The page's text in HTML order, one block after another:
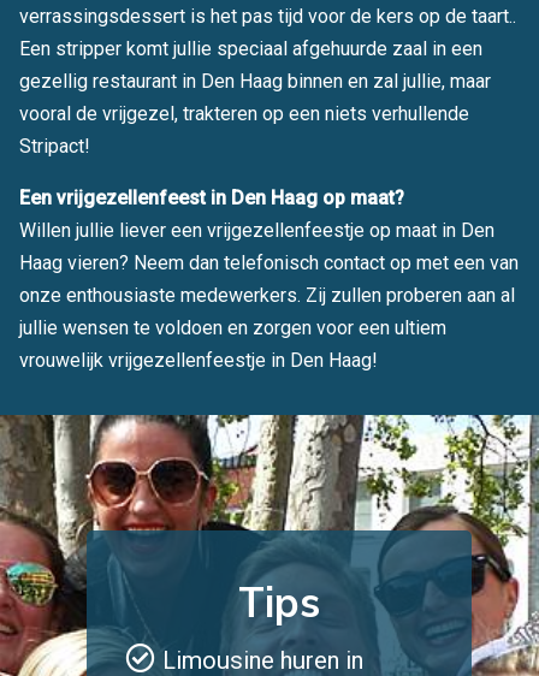
verrassingsdessert is het pas tijd voor de kers op de taart..
Een stripper komt jullie speciaal afgehuurde zaal in een
gezellig restaurant in Den Haag binnen en zal jullie, maar
vooral de vrijgezel, trakteren op een niets verhullende
Stripact!
Een vrijgezellenfeest in Den Haag op maat?
Willen jullie liever een vrijgezellenfeestje op maat in Den
Haag vieren? Neem dan telefonisch contact op met een van
onze enthousiaste medewerkers. Zij zullen proberen aan al
jullie wensen te voldoen en zorgen voor een ultiem
vrouwelijk vrijgezellenfeestje in Den Haag!
Tips
Limousine huren in